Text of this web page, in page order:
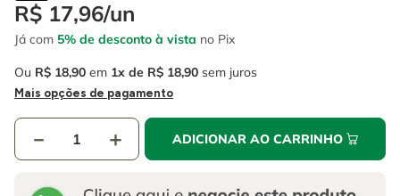
R$ 17,96/un
Já com 5% de desconto à vista no Pix
Ou R$ 18,90 em 1 R$ 18,90 sem juros
Mais opções de pagamento
＋
－ ADICIONAR AO CARRINHO
6 fio
7º chave impacto
8º disco corte
serra copo
º escada
º serra circular
º fio
disco corte